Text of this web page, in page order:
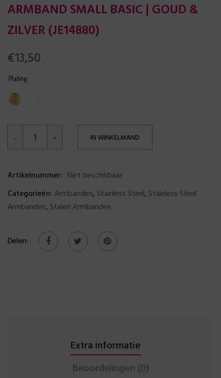
ARMBAND SMALL BASIC | GOUD &
ZILVER (JE14880)
€13,50
Plating
IN WINKELMAND
Artikelnummer: Niet beschikbaar
Categorieën: Armbanden, Stainless Steel, Stainless Steel
Armbanden, Stalen Armbanden
Delen:
Extra informatie
Beoordelingen (0)